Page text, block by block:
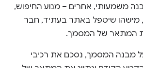
משמעותי, אחרים – מנוע החיפוש,
מישהו שיטפל באתר בעתיד, חבר
המתאר של המסמך.
מבנה המסמך, נסכם את רכיבי